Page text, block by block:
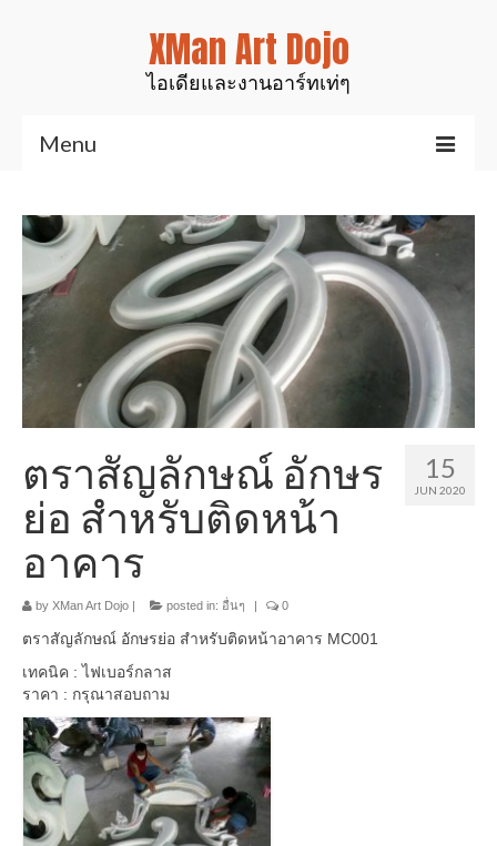
XMan Art Dojo
ไอเดียและงานอาร์ทเท่ๆ
Menu
Art & Design
งานมันส์ๆเท่ๆ
สินค้าของเรา
งานเรซิ่นเคลือบไม้
งานศิลป์สำหรับตกแต่ง
รูปปั้นสัตว์ต่างๆ
อื่นๆ
15
JUN 2020
ตราสัญลักษณ์ อักษร
ย่อ สำหรับติดหน้า
อาคาร
by XMan Art Dojo posted in: อื่นๆ 0
ตราสัญลักษณ์ อักษรย่อ สำหรับติดหน้าอาคาร MC001
เทคนิค : ไฟเบอร์กลาส
ราคา : กรุณาสอบถาม